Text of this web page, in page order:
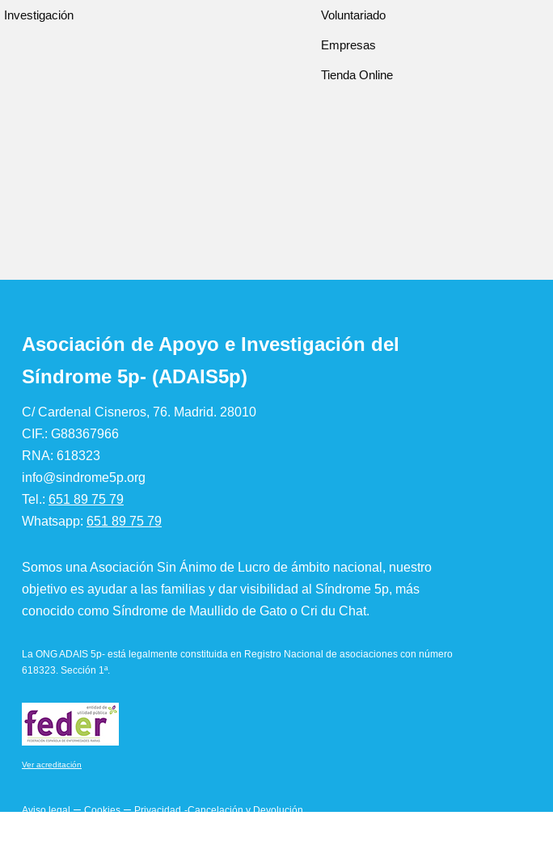
Investigación Voluntariado
Empresas
Tienda Online
Asociación de Apoyo e Investigación del
Síndrome 5p- (ADAIS5p)
C/ Cardenal Cisneros, 76. Madrid. 28010
CIF.: G88367966
RNA: 618323
info@sindrome5p.org
Tel.: 651 89 75 79
Whatsapp: 651 89 75 79
Somos una Asociación Sin Ánimo de Lucro de ámbito nacional, nuestro
objetivo es ayudar a las familias y dar visibilidad al Síndrome 5p, más
conocido como Síndrome de Maullido de Gato o Cri du Chat.
La ONG ADAIS 5p- está legalmente constituida en Registro Nacional de asociaciones con número
618323. Sección 1ª.
Ver acreditación
Aviso legal–Cookies–Privacidad -Cancelación y Devolución